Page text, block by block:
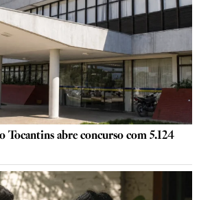
Tocantins abre concurso com 5.124